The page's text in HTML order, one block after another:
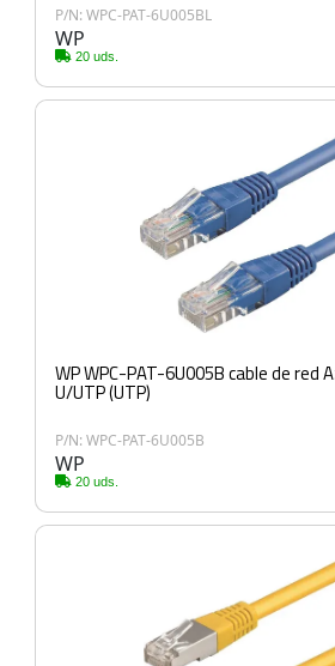
P/N: WPC-PAT-6U005BL
WP
20 uds.
WP WPC-PAT-6U005B cable de red
U/UTP (UTP)
P/N: WPC-PAT-6U005B
WP
20 uds.